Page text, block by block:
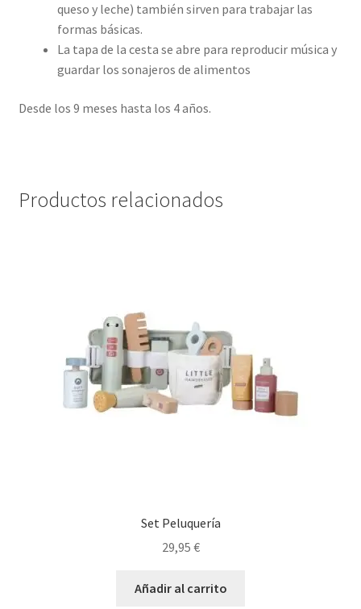
queso y leche) también sirven para trabajar las
formas básicas.
La tapa de la cesta se abre para reproducir música y
guardar los sonajeros de alimentos
Desde los 9 meses hasta los 4 años.
Productos relacionados
Set Peluquería
29,95 €
Añadir al carrito